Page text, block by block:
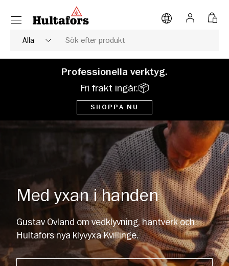
HOPPA TILL INNEHÅLL
Sök
Typ av produkt
Alla
Logga in
Meny
Professionella verktyg.
Fri frakt ingår.📦
SHOPPA NU
Med yxan i handen
Gustav Ovland om vedklyvning, hantverk och
Hultafors nya klyvyxa Kvillinge.